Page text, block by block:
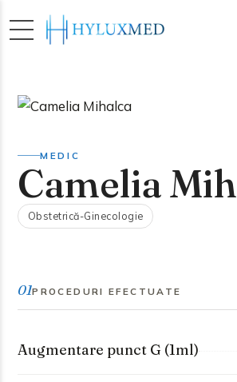
MEDIC
Camelia
Obstetrică-Ginecologie
01PROCEDURI EFECTUATE
Augmentare punct G (1ml)